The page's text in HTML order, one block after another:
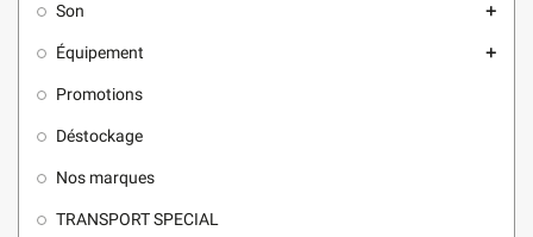
Son add
Équipement add
Promotions
Déstockage
Nos marques
TRANSPORT SPECIAL